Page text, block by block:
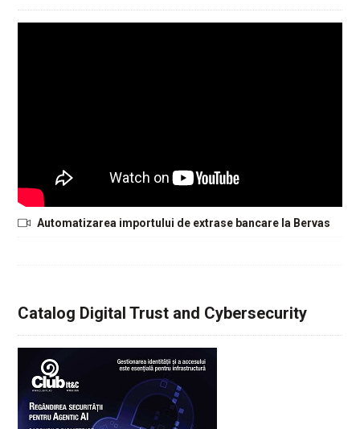
Automatizarea importului de extrase bancare la Bervas
Catalog Digital Trust and Cybersecurity